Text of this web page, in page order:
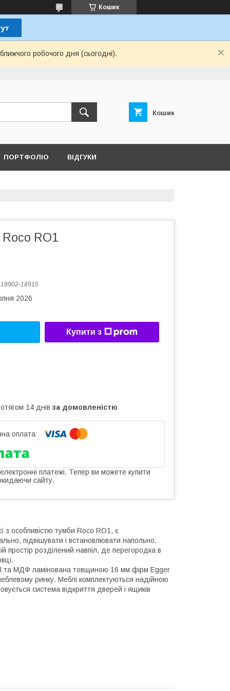
Кошик
робочого дня (сьогодні).
Кошик
ПОРТФОЛІО ВІДГУКИ
Roco RО1
18902-18915
2026
Купити з
14 днів за домовленістю
платежі. Тепер ви можете купити
сайту.
з особливістю тумби Roco RО1, є
підвішувати і встановлювати напольно.
простір розділений навпіл, де перегородка в
та МДФ ламінована товщиною 16 мм фірм Egger
ринку. Меблі комплектуються надійною
система відкриття дверей і ящиків